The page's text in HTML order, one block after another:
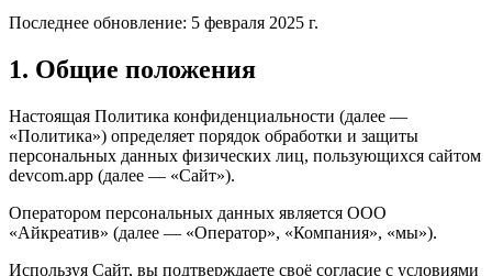
Последнее обновление: 5 февраля 2025 г.
1. Общие положения
Настоящая Политика конфиденциальности (далее —
«Политика») определяет порядок обработки и защиты
персональных данных физических лиц, пользующихся сайтом
devcom.app (далее — «Сайт»).
Оператором персональных данных является ООО
«Айкреатив» (далее — «Оператор», «Компания», «мы»).
Используя Сайт, вы подтверждаете своё согласие с условиями